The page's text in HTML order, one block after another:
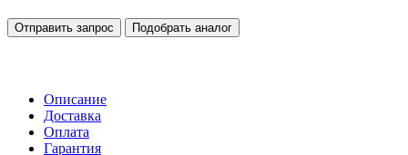
Отправить запрос Подобрать аналог
Описание
Доставка
Оплата
Гарантия